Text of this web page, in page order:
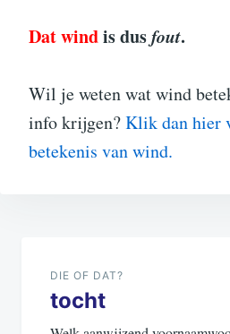
Dat windis dusfout.
Wil je weten wat wind
info krijgen?Klik dan hier
betekenis van wind.
navigatie
DIE OF DAT?
tocht